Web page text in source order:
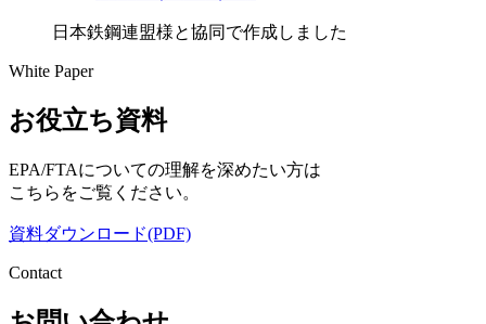
日本鉄鋼連盟様と協同で作成しました
White Paper
お役立ち資料
EPA/FTAについての理解を深めたい方は
こちらをご覧ください。
資料ダウンロード(PDF)
Contact